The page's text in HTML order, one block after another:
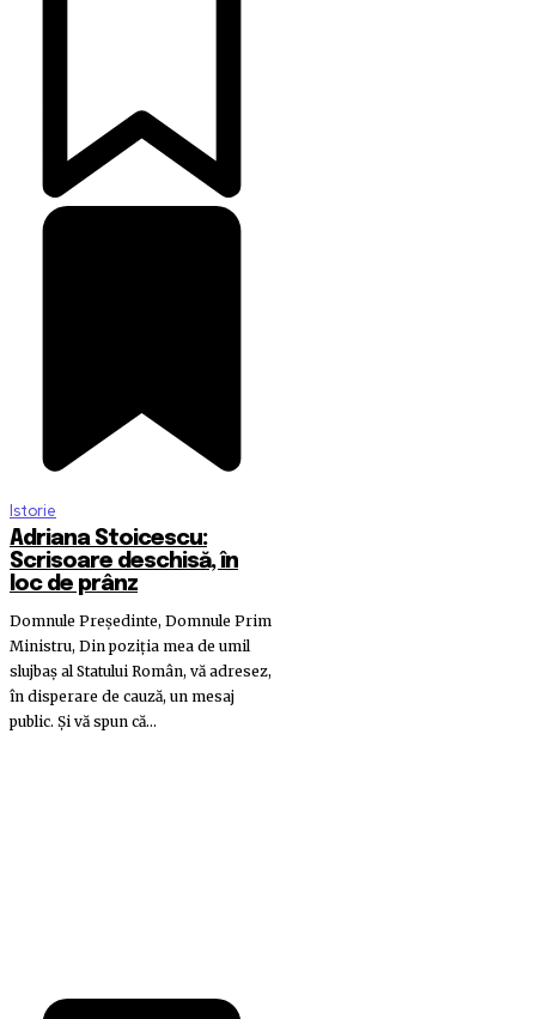
Istorie
Adriana Stoicescu:
Scrisoare deschisă, în
loc de prânz
Domnule Preşedinte, Domnule Prim
Ministru, Din poziţia mea de umil
slujbaş al Statului Român, vă adresez,
în disperare de cauză, un mesaj
public. Şi vă spun că...